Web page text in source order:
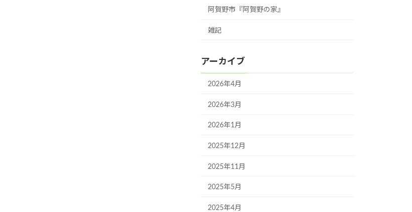
阿賀野市『阿賀野の家』
雑記
アーカイブ
2026年4月
2026年3月
2026年1月
2025年12月
2025年11月
2025年5月
2025年4月